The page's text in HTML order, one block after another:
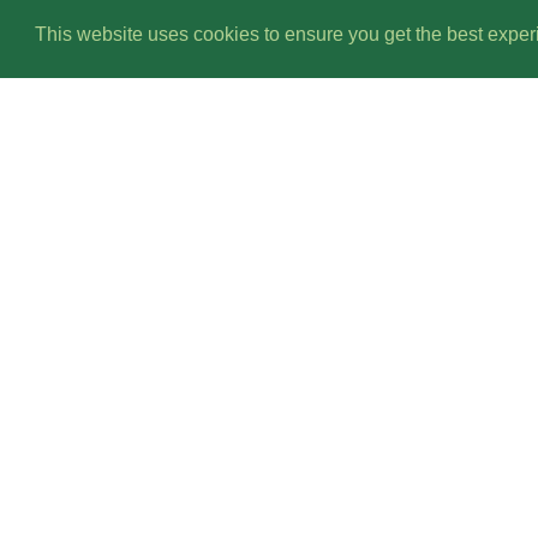
This website uses cookies to ensure you get the best